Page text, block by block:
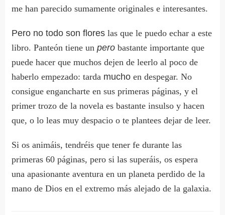
me han parecido sumamente originales e interesantes.
Pero no todo son flores las que le puedo echar a este
libro. Panteón tiene unpero bastante importante que
puede hacer que muchos dejen de leerlo al poco de
haberlo empezado: tarda mucho en despegar. No
consigue engancharte en sus primeras páginas, y el
primer trozo de la novela es bastante insulso y hacen
que, o lo leas muy despacio o te plantees dejar de leer.
Si os animáis, tendréis que tener fe durante las
primeras 60 páginas, pero si las superáis, os espera
una apasionante aventura en un planeta perdido de la
mano de Dios en el extremo más alejado de la galaxia.